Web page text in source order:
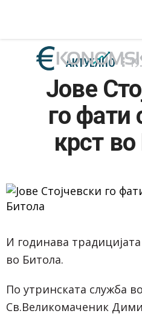
АКТУЕЛНО
ЕКОНОМИЈА
ФИНАНСИИ
БАНКАРСТВО
МОЗАИК
АКТУЕЛНО
Јове
го фати
крст
И годинава
во Битола.
По утринската служба
Св.Великомаченик